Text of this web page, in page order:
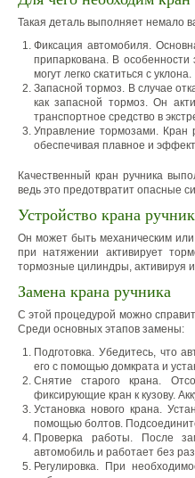
Такая деталь выполняет немало
Фиксация автомобиля.
припаркована. В
могут легко скатиться с уклона.
Запасной тормоз. В случае
как запасной тормоз. Он
транспортное средство в
Управление тормозами. Кран
обеспечивая плавное и
Качественный кран ручника
ведь это предотвратит опасные
Устройство крана
Он может быть механическим или
при натяжении активирует
тормозные цилиндры, активируя
Замена крана ручника
С этой процедурой можно
Среди основных этапов замены:
Подготовка. Убедитесь, что
его с помощью домкрата и
Снятие старого крана.
фиксирующие кран к кузову.
Установка нового крана.
помощью болтов.
Проверка работы. После
автомобиль и работает без
Регулировка. При